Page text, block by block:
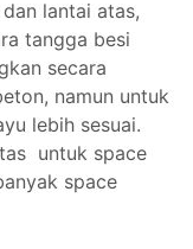
lantai atas,
tangga besi
secara
namun untuk
lebih sesuai.
untuk space
space